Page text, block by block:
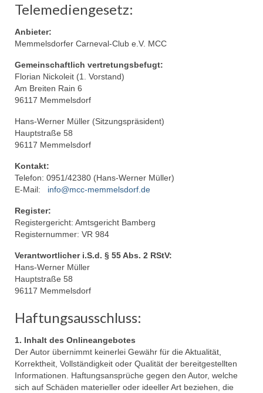
Elferrat
Aktivitäten
Garden
Trainerteam
Tanzpaar
Bambinis
Jugendgarde
Prinzengarde
Männerballet
Archiv
Veranstaltungen
MCC Gala 2026
Telemediengesetz:
Anbieter:
Memmelsdorfer Carneval-Club e.V. MCC
Gemeinschaftlich vertretungsbefugt:
Florian Nickoleit (1. Vorstand)
Am Breiten Rain 6
96117 Memmelsdorf
Hans-Werner Müller (Sitzungspräsident)
Hauptstraße 58
96117 Memmelsdorf
Kontakt:
Telefon: 0951/42380 (Hans-Werner Müller)
E-Mail: info@mcc-memmelsdorf.de
Register:
Registergericht: Amtsgericht Bamberg
Registernummer: VR 984
Verantwortlicher i.S.d. § 55 Abs. 2 RStV:
Hans-Werner Müller
Hauptstraße 58
96117 Memmelsdorf
Haftungsausschluss:
1. Inhalt des Onlineangebotes
Der Autor übernimmt keinerlei Gewähr für die Aktualität,
Korrektheit, Vollständigkeit oder Qualität der bereitgestellten
Informationen. Haftungsansprüche gegen den Autor, welche
sich auf Schäden materieller oder ideeller Art beziehen, die